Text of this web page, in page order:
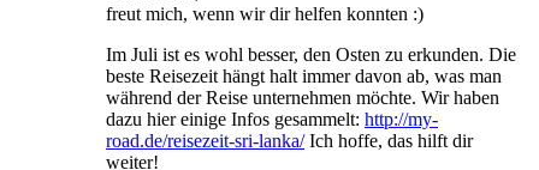
freut mich, wenn wir dir helfen konnten :)
Im Juli ist es wohl besser, den Osten zu erkunden. Die
beste Reisezeit hängt halt immer davon ab, was man
während der Reise unternehmen möchte. Wir haben
dazu hier einige Infos gesammelt: http://my-
road.de/reisezeit-sri-lanka/Ich hoffe, das hilft dir
weiter!